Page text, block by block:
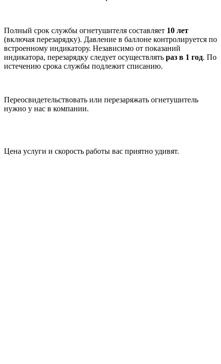
Полный срок службы огнетушителя составляет 10 лет
(включая перезарядку). Давление в баллоне контролируется по
встроенному индикатору. Независимо от показаний
индикатора, перезарядку следует осуществлять раз в 1 год. По
истечению срока службы подлежит списанию.
Переосвидетельствовать или перезаряжать огнетушитель
нужно у нас в компании.
Цена услуги и скорость работы вас приятно удивят.